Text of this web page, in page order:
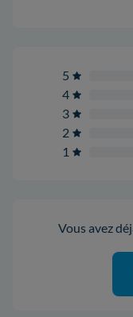
5
4
3
2
1
Vous avez